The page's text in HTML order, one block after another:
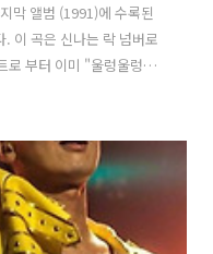
막 앨범 (1991)에 수록된
이 곡은 신나는 락 넘버로
로 부터 이미 "울렁울렁불
감탄이 나옵니다. 자, 그럼
- 막무가내 And you're
you're rushing
so s..